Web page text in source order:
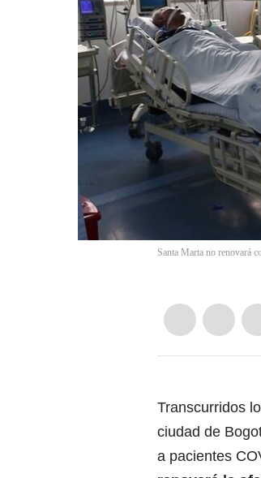
Santa Marta no renovará
Transcurridos
ciudad de
a pacientes